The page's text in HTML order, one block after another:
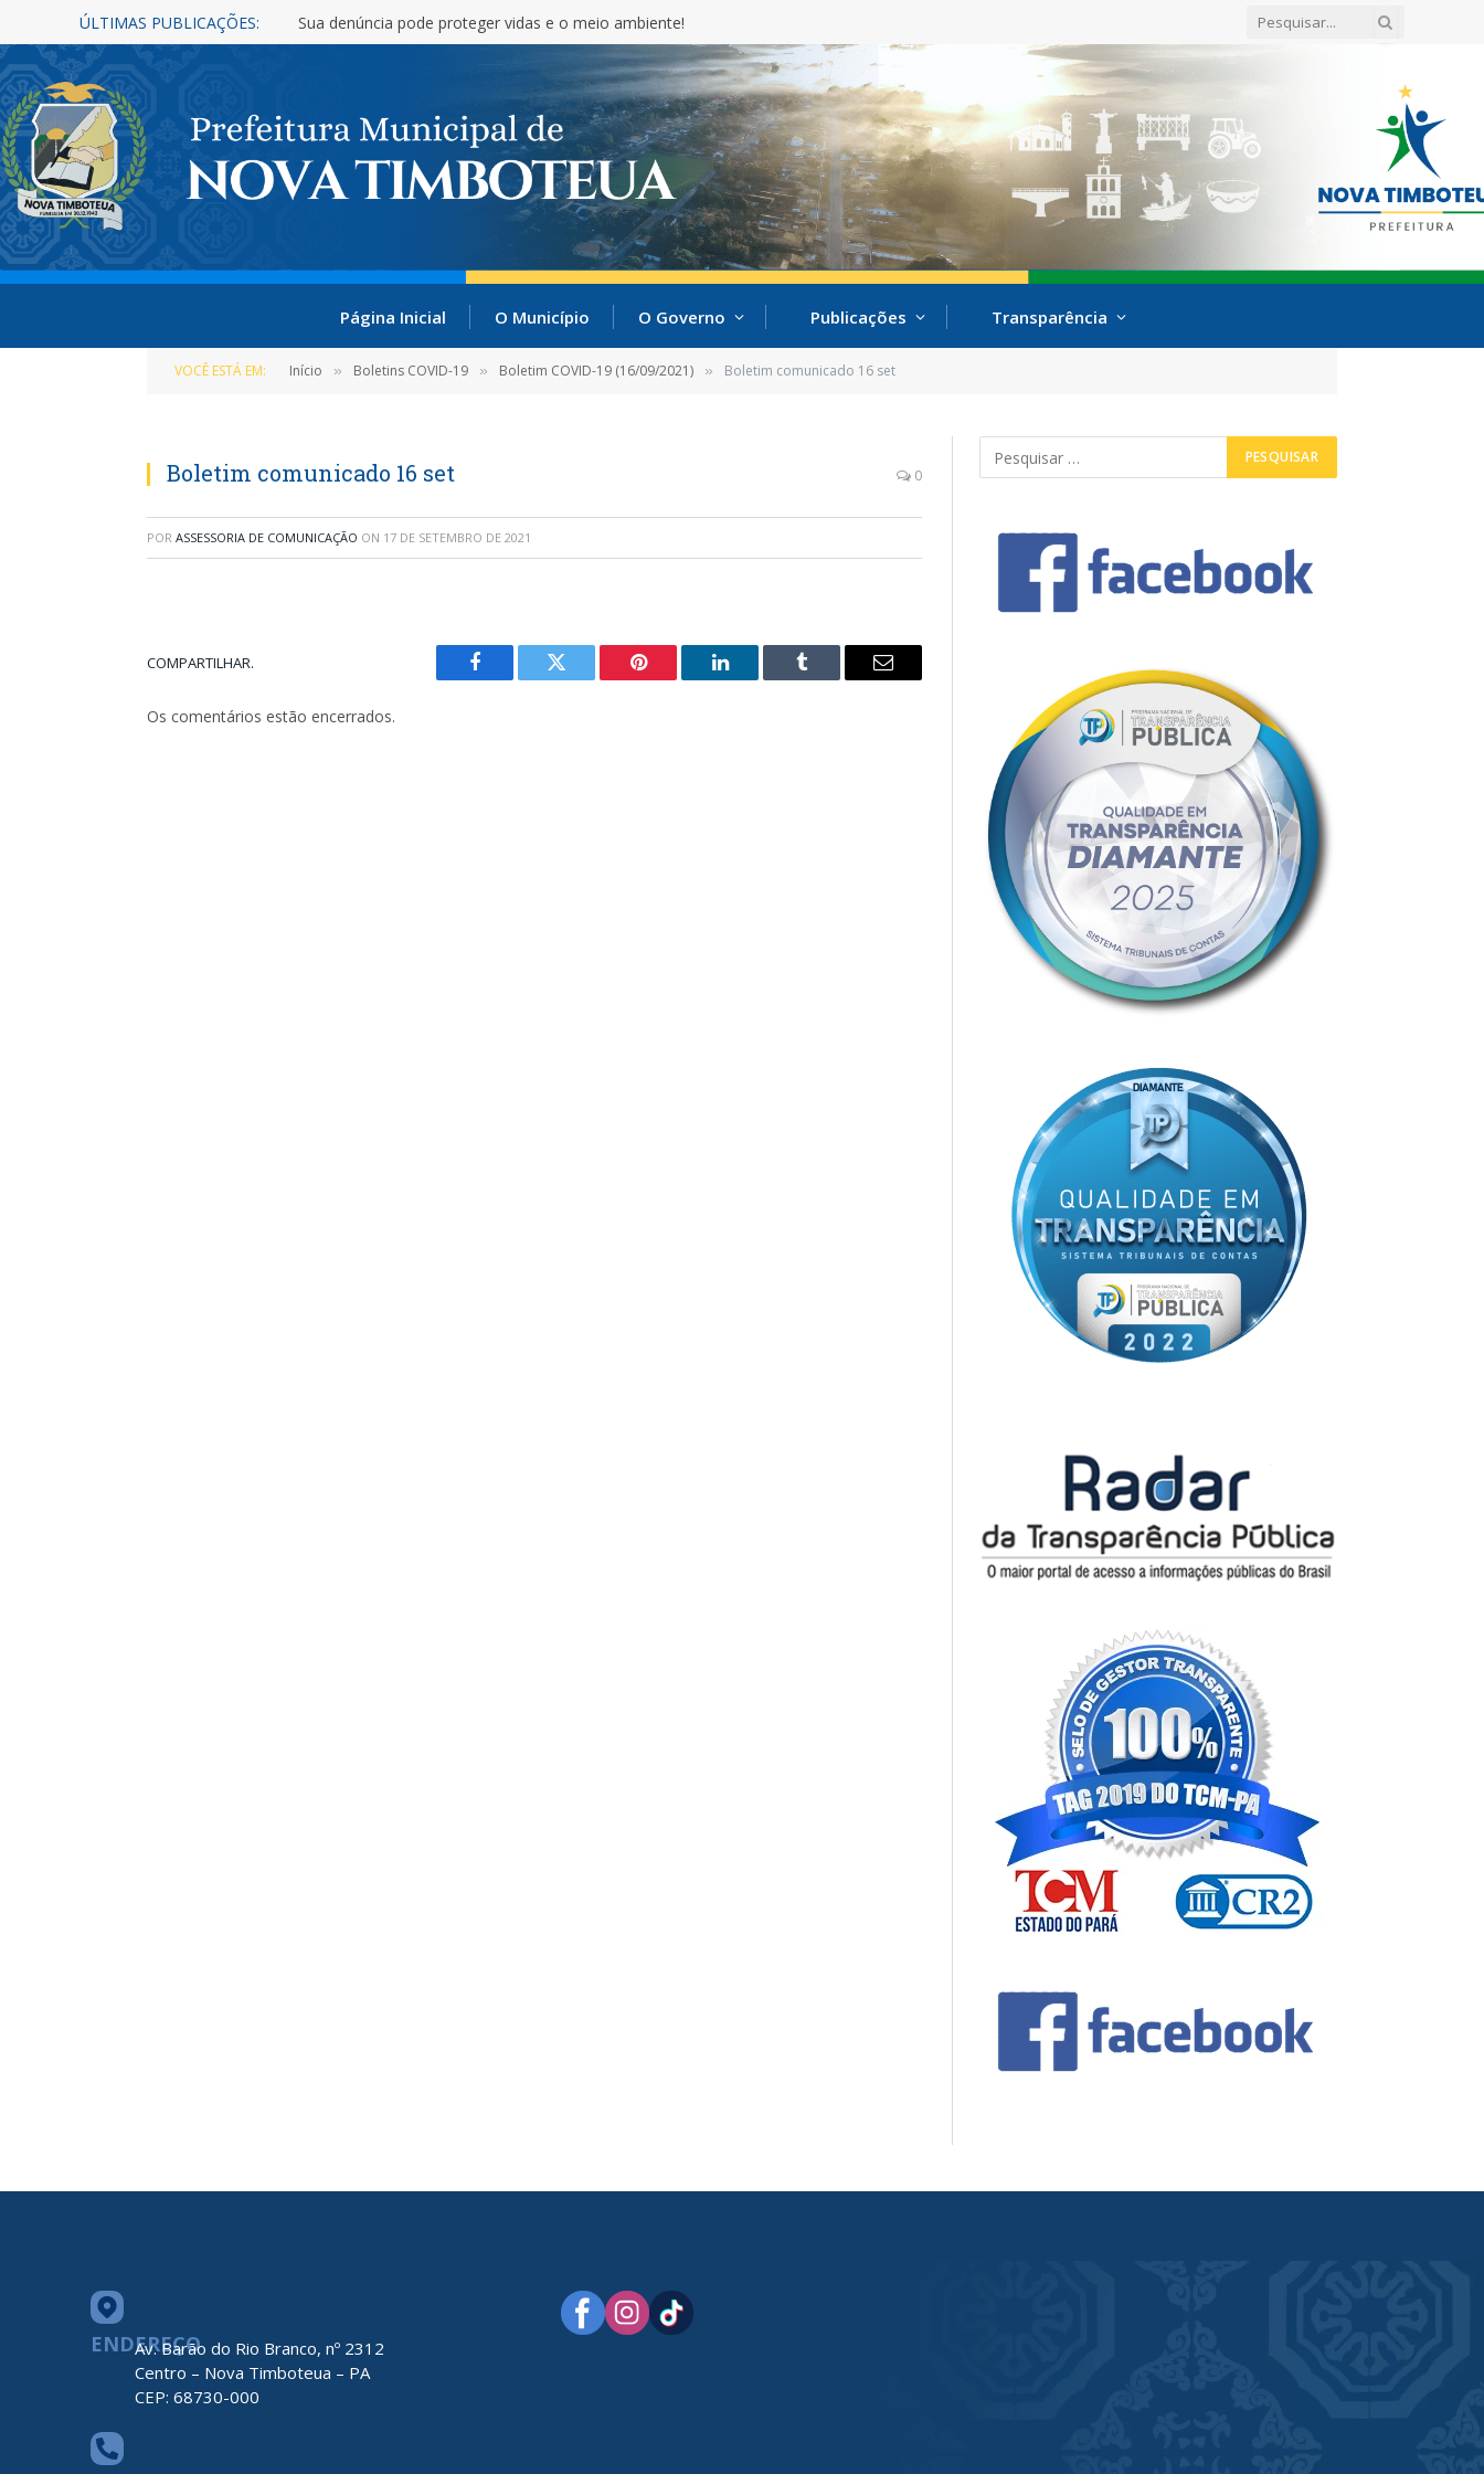
ÚLTIMAS PUBLICAÇÕES: Sua denúncia pode proteger vidas e o meio ambiente!
Página Inicial O Município O Governo Publicações Transparência
VOCÊ ESTÁ EM: Início » Boletins COVID-19 » Boletim COVID-19 (16/09/2021) » Boletim comunicado 16 set
Boletim comunicado 16 set 0
POR ASSESSORIA DE COMUNICAÇÃO ON 17 DE SETEMBRO DE 2021
COMPARTILHAR.
Facebook Twitter Pinterest LinkedIn Tumblr
E-
Os comentários estão encerrados.
ENDEREÇO
Av. Barão do Rio Branco, nº 2312
Centro – Nova Timboteua – PA
CEP: 68730-000